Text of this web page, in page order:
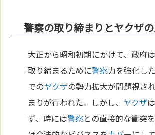
警察の取り締まりとヤクザ
大正から昭和初期にかけて、政府は
取り締まるために警察力を強化し
でのヤクザの勢力拡大が問題視さ
まりが行われた。しかし、 ヤクザ
ず、時には警察との直接的な衝突